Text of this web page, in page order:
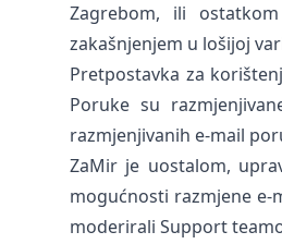
Zagrebom, ili
zakašnjenjem u lošijoj
Pretpostavka za
Poruke su
razmjenjivanih e-mail
ZaMir je uostalom,
mogućnosti razmjene
moderirali Support